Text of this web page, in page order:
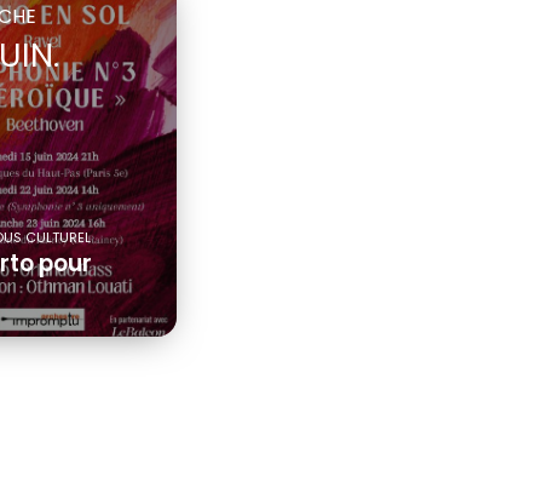
CULTUREL
pour